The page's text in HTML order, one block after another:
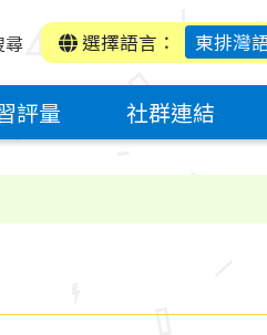
尋 選擇語言： 東排灣
評量 社群連結